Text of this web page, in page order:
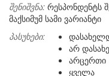
შენიშვნა: რესპონდენტს
მაქსიმუმ სამი ვარიანტი
პასუხები:
არ
არცერთი
ყველა